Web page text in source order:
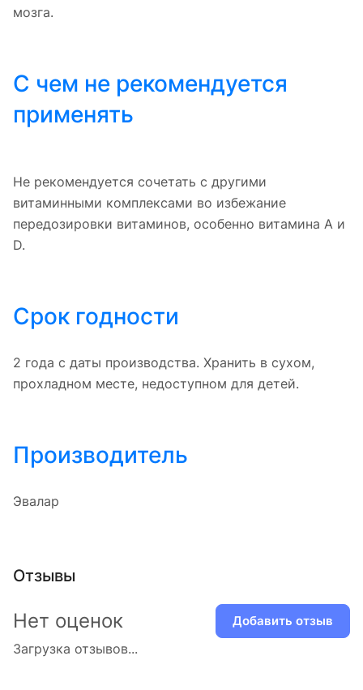
мозга.
С чем не рекомендуется
применять
Не рекомендуется сочетать с другими
витаминными комплексами во избежание
передозировки витаминов, особенно витамина A и
D.
Срок годности
2 года с даты производства. Хранить в сухом,
прохладном месте, недоступном для детей.
Производитель
Эвалар
Отзывы
Загрузка отзывов...
Нет оценок Добавить отзыв